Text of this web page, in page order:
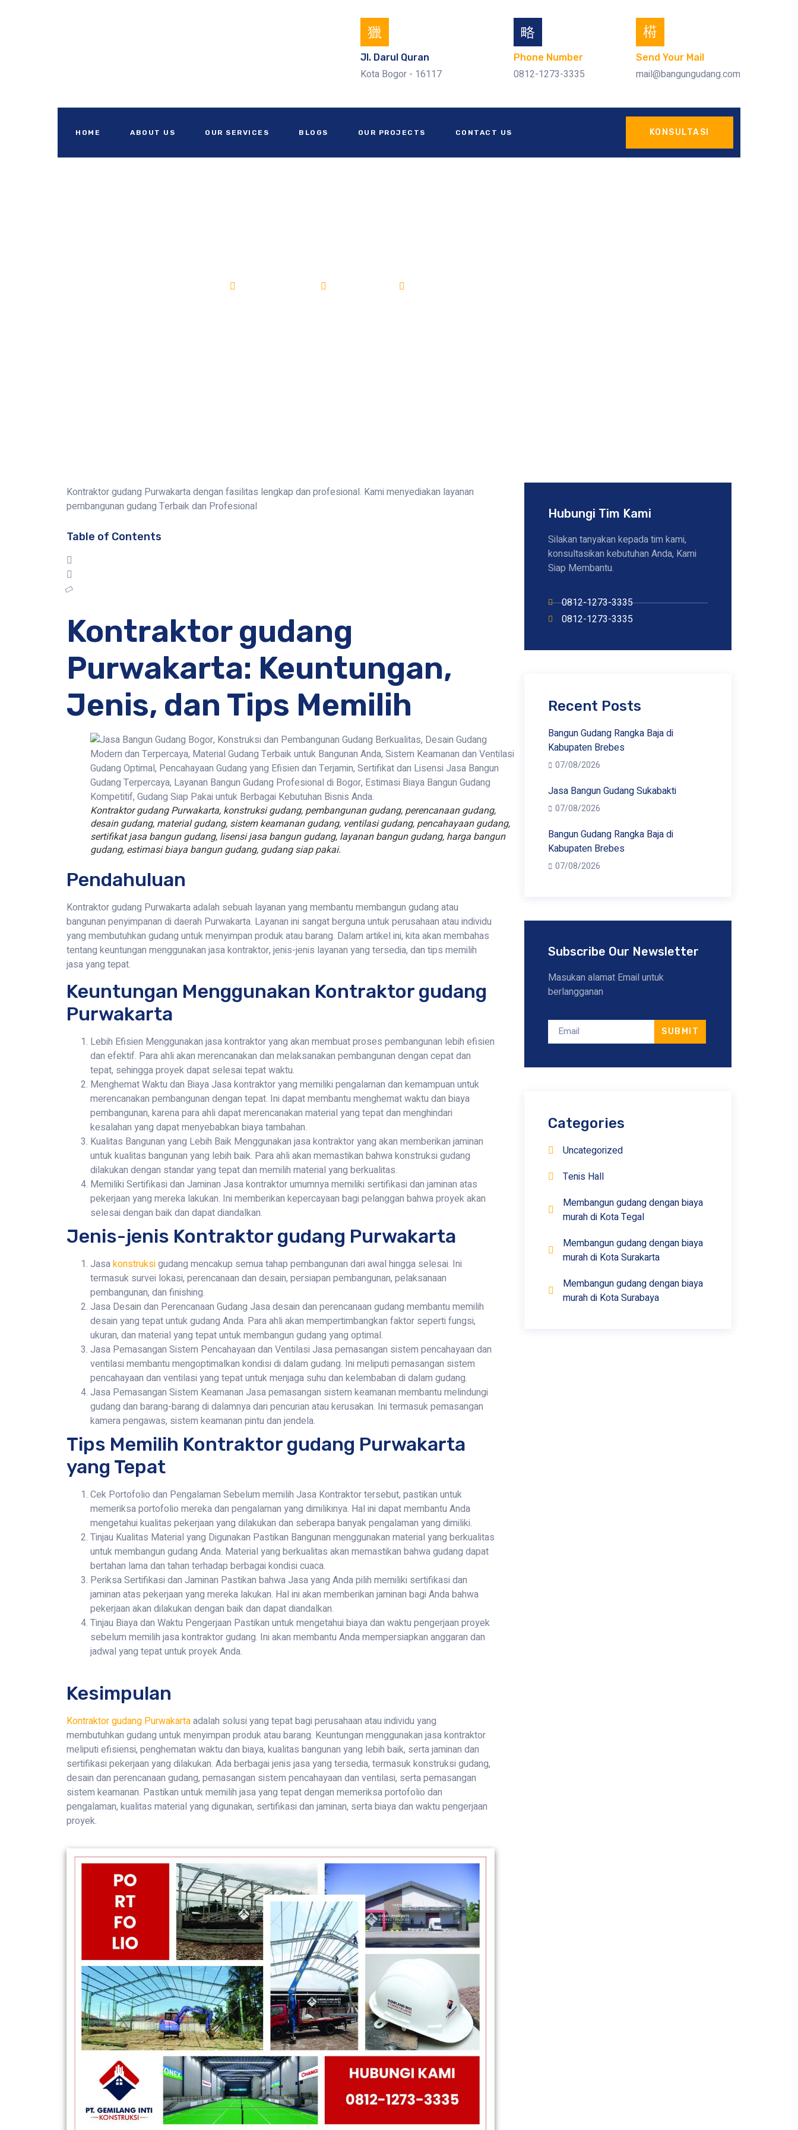
Jl. Darul Quran
Kota Bogor - 16117
Phone Number
0812-1273-3335
Send Your Mail
mail@bangungudang.com
HOME ABOUT US OUR SERVICES BLOGS OUR PROJECTS CONTACT US KONSULTASI
Kontraktor gudang Purwakarta dengan fasilitas lengkap dan profesional. Kami menyediakan layanan
pembangunan gudang Terbaik dan Profesional
Table of Contents
Kontraktor gudang
Purwakarta: Keuntungan,
Jenis, dan Tips Memilih
Kontraktor gudang Purwakarta, konstruksi gudang, pembangunan gudang, perencanaan gudang,
desain gudang, material gudang, sistem keamanan gudang, ventilasi gudang, pencahayaan gudang,
sertifikat jasa bangun gudang, lisensi jasa bangun gudang, layanan bangun gudang, harga bangun
gudang, estimasi biaya bangun gudang, gudang siap pakai.
Pendahuluan
Kontraktor gudang Purwakarta adalah sebuah layanan yang membantu membangun gudang atau
bangunan penyimpanan di daerah Purwakarta. Layanan ini sangat berguna untuk perusahaan atau individu
yang membutuhkan gudang untuk menyimpan produk atau barang. Dalam artikel ini, kita akan membahas
tentang keuntungan menggunakan jasa kontraktor, jenis-jenis layanan yang tersedia, dan tips memilih
jasa yang tepat.
Keuntungan Menggunakan Kontraktor gudang
Purwakarta
Lebih Efisien Menggunakan jasa kontraktor yang akan membuat proses pembangunan lebih efisien
dan efektif. Para ahli akan merencanakan dan melaksanakan pembangunan dengan cepat dan
tepat, sehingga proyek dapat selesai tepat waktu.
Menghemat Waktu dan Biaya Jasa kontraktor yang memiliki pengalaman dan kemampuan untuk
merencanakan pembangunan dengan tepat. Ini dapat membantu menghemat waktu dan biaya
pembangunan, karena para ahli dapat merencanakan material yang tepat dan menghindari
kesalahan yang dapat menyebabkan biaya tambahan.
Kualitas Bangunan yang Lebih Baik Menggunakan jasa kontraktor yang akan memberikan jaminan
untuk kualitas bangunan yang lebih baik. Para ahli akan memastikan bahwa konstruksi gudang
dilakukan dengan standar yang tepat dan memilih material yang berkualitas.
Memiliki Sertifikasi dan Jaminan Jasa kontraktor umumnya memiliki sertifikasi dan jaminan atas
pekerjaan yang mereka lakukan. Ini memberikan kepercayaan bagi pelanggan bahwa proyek akan
selesai dengan baik dan dapat diandalkan.
Jenis-jenis Kontraktor gudang Purwakarta
Jasakonstruksigudang mencakup semua tahap pembangunan dari awal hingga selesai. Ini
termasuk survei lokasi, perencanaan dan desain, persiapan pembangunan, pelaksanaan
pembangunan, dan finishing.
Jasa Desain dan Perencanaan Gudang Jasa desain dan perencanaan gudang membantu memilih
desain yang tepat untuk gudang Anda. Para ahli akan mempertimbangkan faktor seperti fungsi,
ukuran, dan material yang tepat untuk membangun gudang yang optimal.
Jasa Pemasangan Sistem Pencahayaan dan Ventilasi Jasa pemasangan sistem pencahayaan dan
ventilasi membantu mengoptimalkan kondisi di dalam gudang. Ini meliputi pemasangan sistem
pencahayaan dan ventilasi yang tepat untuk menjaga suhu dan kelembaban di dalam gudang.
Jasa Pemasangan Sistem Keamanan Jasa pemasangan sistem keamanan membantu melindungi
gudang dan barang-barang di dalamnya dari pencurian atau kerusakan. Ini termasuk pemasangan
kamera pengawas, sistem keamanan pintu dan jendela.
Tips Memilih Kontraktor gudang Purwakarta
yang Tepat
Cek Portofolio dan Pengalaman Sebelum memilih Jasa Kontraktor tersebut, pastikan untuk
memeriksa portofolio mereka dan pengalaman yang dimilikinya. Hal ini dapat membantu Anda
mengetahui kualitas pekerjaan yang dilakukan dan seberapa banyak pengalaman yang dimiliki.
Tinjau Kualitas Material yang Digunakan Pastikan Bangunan menggunakan material yang berkualitas
untuk membangun gudang Anda. Material yang berkualitas akan memastikan bahwa gudang dapat
bertahan lama dan tahan terhadap berbagai kondisi cuaca.
Periksa Sertifikasi dan Jaminan Pastikan bahwa Jasa yang Anda pilih memiliki sertifikasi dan
jaminan atas pekerjaan yang mereka lakukan. Hal ini akan memberikan jaminan bagi Anda bahwa
pekerjaan akan dilakukan dengan baik dan dapat diandalkan.
Tinjau Biaya dan Waktu Pengerjaan Pastikan untuk mengetahui biaya dan waktu pengerjaan proyek
sebelum memilih jasa kontraktor gudang. Ini akan membantu Anda mempersiapkan anggaran dan
jadwal yang tepat untuk proyek Anda.
Kesimpulan
Kontraktor gudang Purwakartaadalah solusi yang tepat bagi perusahaan atau individu yang
membutuhkan gudang untuk menyimpan produk atau barang. Keuntungan menggunakan jasa kontraktor
meliputi efisiensi, penghematan waktu dan biaya, kualitas bangunan yang lebih baik, serta jaminan dan
sertifikasi pekerjaan yang dilakukan. Ada berbagai jenis jasa yang tersedia, termasuk konstruksi gudang,
desain dan perencanaan gudang, pemasangan sistem pencahayaan dan ventilasi, serta pemasangan
sistem keamanan. Pastikan untuk memilih jasa yang tepat dengan memeriksa portofolio dan
pengalaman, kualitas material yang digunakan, sertifikasi dan jaminan, serta biaya dan waktu pengerjaan
proyek.
Hubungi Tim Kami
Silakan tanyakan kepada tim kami,
konsultasikan kebutuhan Anda, Kami
Siap Membantu.
0812-1273-3335
0812-1273-3335
Recent Posts
Bangun Gudang Rangka Baja di
Kabupaten Brebes
07/08/2026
Jasa Bangun Gudang Sukabakti
07/08/2026
Bangun Gudang Rangka Baja di
Kabupaten Brebes
07/08/2026
Subscribe Our Newsletter
Masukan alamat Email untuk
berlangganan
SUBMIT
Categories
Uncategorized
Tenis Hall
Membangun gudang dengan biaya
murah di Kota Tegal
Membangun gudang dengan biaya
murah di Kota Surakarta
Membangun gudang dengan biaya
murah di Kota Surabaya